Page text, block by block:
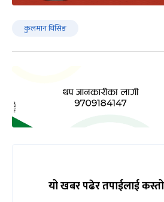
कुलमान घिसिङ
यो खबर पढेर तपाईलाई